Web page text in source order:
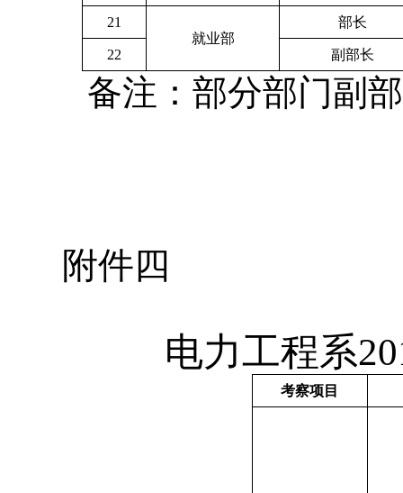
21
就业部
部长
22 副部长
备注：部分部门副
附件四
电力工程系
考察项目